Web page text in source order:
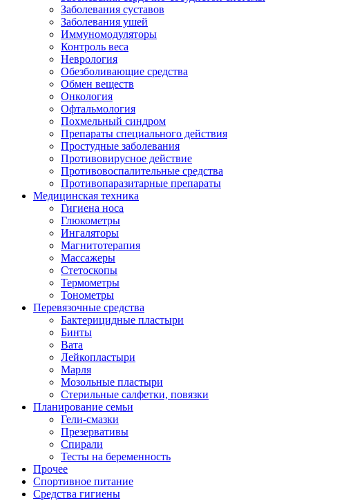
Заболевания суставов
Заболевания ушей
Иммуномодуляторы
Контроль веса
Неврология
Обезболивающие средства
Обмен веществ
Онкология
Офтальмология
Похмельный синдром
Препараты специального действия
Простудные заболевания
Противовирусное действие
Противовоспалительные средства
Противопаразитарные препараты
Медицинская техника
Гигиена носа
Глюкометры
Ингаляторы
Магнитотерапия
Массажеры
Стетоскопы
Термометры
Тонометры
Перевязочные средства
Бактерицидные пластыри
Бинты
Вата
Лейкопластыри
Марля
Мозольные пластыри
Стерильные салфетки, повязки
Планирование семьи
Гели-смазки
Презервативы
Спирали
Тесты на беременность
Прочее
Спортивное питание
Средства гигиены